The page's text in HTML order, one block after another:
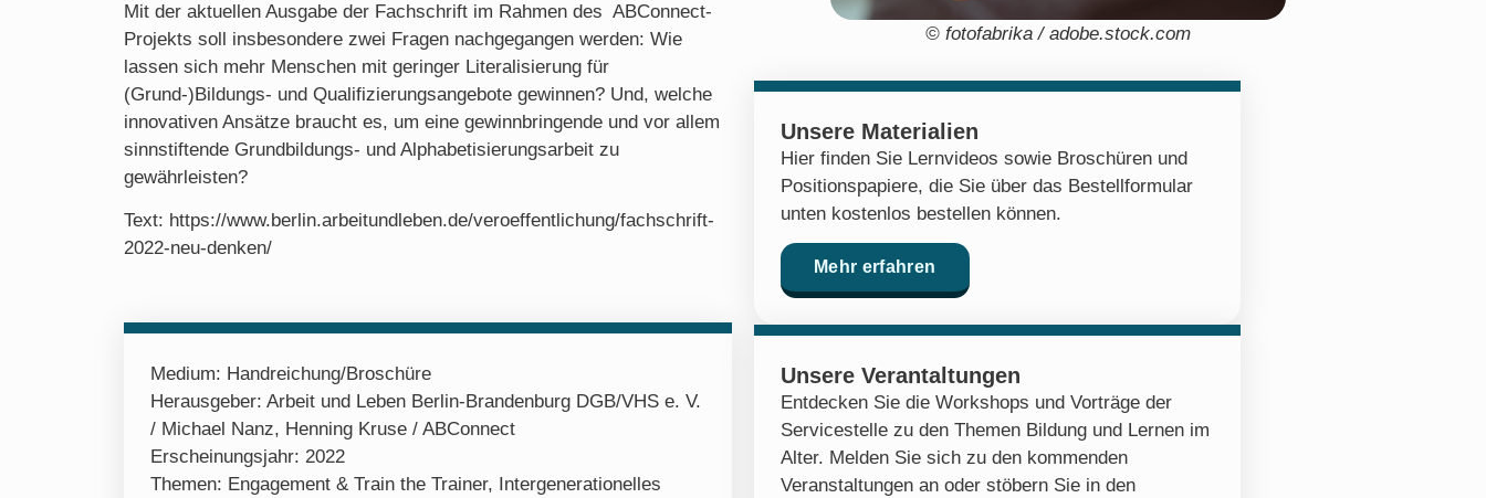
Mit der aktuellen Ausgabe der Fachschrift im Rahmen des ABConnect-
Projekts soll insbesondere zwei Fragen nachgegangen werden: Wie
lassen sich mehr Menschen mit geringer Literalisierung für
(Grund-)Bildungs- und Qualifizierungsangebote gewinnen? Und, welche
innovativen Ansätze braucht es, um eine gewinnbringende und vor allem
sinnstiftende Grundbildungs- und Alphabetisierungsarbeit zu
gewährleisten?
Text: https://www.berlin.arbeitundleben.de/veroeffentlichung/fachschrift-
2022-neu-denken/
Medium: Handreichung/Broschüre
Herausgeber: Arbeit und Leben Berlin-Brandenburg DGB/VHS e. V.
/ Michael Nanz, Henning Kruse / ABConnect
Erscheinungsjahr: 2022
Themen: Engagement & Train the Trainer, Intergenerationelles
© fotofabrika / adobe.stock.com
Unsere Materialien
Hier finden Sie Lernvideos sowie Broschüren und
Positionspapiere, die Sie über das Bestellformular
unten kostenlos bestellen können.
Mehr erfahren
Unsere Verantaltungen
Entdecken Sie die Workshops und Vorträge der
Servicestelle zu den Themen Bildung und Lernen im
Alter. Melden Sie sich zu den kommenden
Veranstaltungen an oder stöbern Sie in den